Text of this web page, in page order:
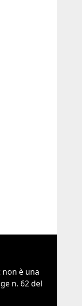
non è una
n. 62 del